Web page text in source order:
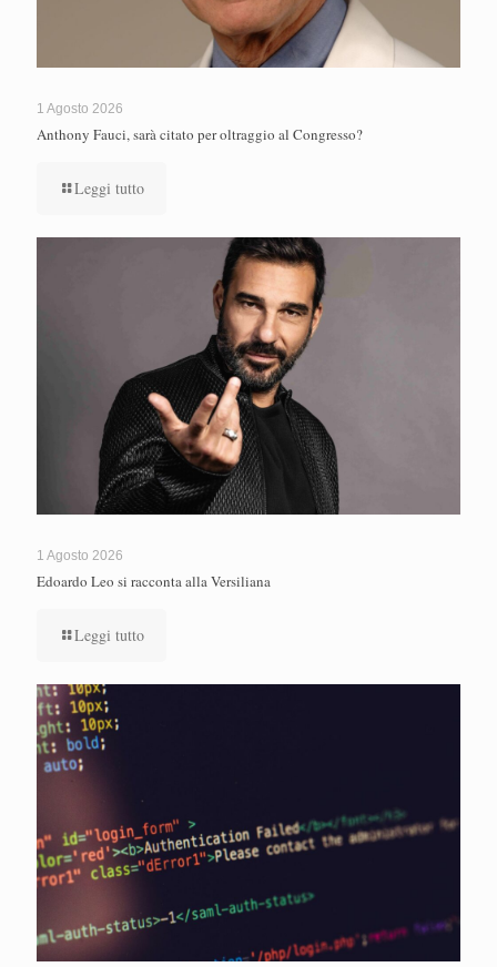
1 Agosto 2026
Anthony Fauci, sarà citato per oltraggio al Congresso?
Leggi tutto
1 Agosto 2026
Edoardo Leo si racconta alla Versiliana
Leggi tutto